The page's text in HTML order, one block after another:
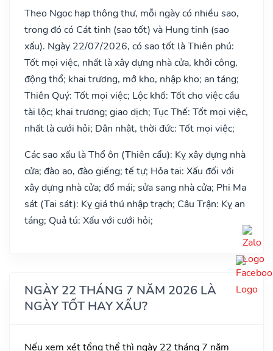
Theo Ngọc hạp thông thư, mỗi ngày có nhiều sao,
trong đó có Cát tinh (sao tốt) và Hung tinh (sao
xấu). Ngày 22/07/2026, có sao tốt là Thiên phú:
Tốt mọi việc, nhất là xây dựng nhà cửa, khởi công,
động thổ; khai trương, mở kho, nhập kho; an táng;
Thiên Quý: Tốt mọi việc; Lộc khố: Tốt cho việc cầu
tài lộc; khai trương; giao dịch; Tục Thế: Tốt mọi việc,
nhất là cưới hỏi; Dân nhật, thời đức: Tốt mọi việc;
Các sao xấu là Thổ ôn (Thiên cẩu): Kỵ xây dựng nhà
cửa; đào ao, đào giếng; tế tự; Hỏa tai: Xấu đối với
xây dựng nhà cửa; đổ mái; sửa sang nhà cửa; Phi Ma
sát (Tai sát): Kỵ giá thú nhập trạch; Câu Trận: Kỵ an
táng; Quả tú: Xấu với cưới hỏi;
NGÀY 22 THÁNG 7 NĂM 2026 LÀ
NGÀY TỐT HAY XẤU?
Nếu xem xét tổng thể thì ngày 22 tháng 7 năm